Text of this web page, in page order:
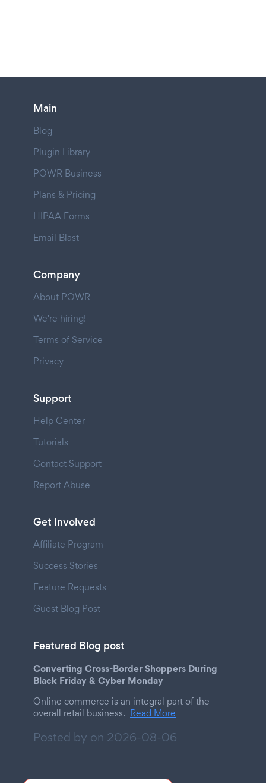
Main
Blog
Plugin Library
POWR Business
Plans & Pricing
HIPAA Forms
Email Blast
Company
About POWR
We're hiring!
Terms of Service
Privacy
Support
Help Center
Tutorials
Contact Support
Report Abuse
Get Involved
Affiliate Program
Success Stories
Feature Requests
Guest Blog Post
Featured Blog post
Converting Cross-Border Shoppers During
Black Friday & Cyber Monday
Online commerce is an integral part of the
overall retail business. Read More
Posted by on 2026-08-06